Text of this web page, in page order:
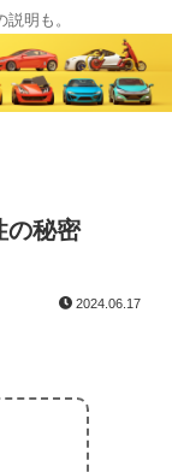
明も。
の秘密
2024.06.17